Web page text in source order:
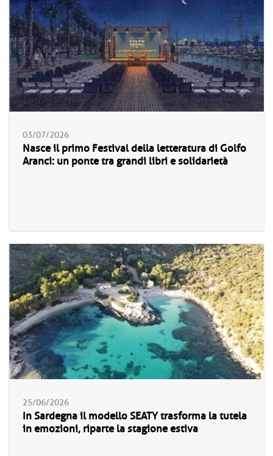
03/07/2026
Nasce il primo Festival della letteratura di Golfo
Aranci: un ponte tra grandi libri e solidarietà
25/06/2026
In Sardegna il modello SEATY trasforma la tutela
in emozioni, riparte la stagione estiva